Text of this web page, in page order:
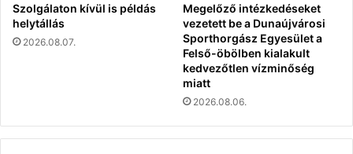
Szolgálaton kívül is példás
helytállás
2026.08.07.
Megelőző intézkedéseket
vezetett be a Dunaújvárosi
Sporthorgász Egyesület a
Felső-öbölben kialakult
kedvezőtlen vízminőség
miatt
2026.08.06.